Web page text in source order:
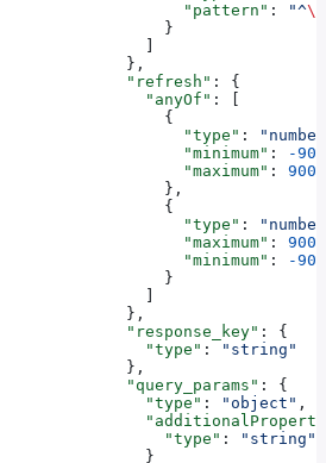
"pattern"
: "^\\
}
]
},
"refresh"
: {
"anyOf"
: [
{
"type"
:
"minimum"
:
-
"maximum"
:
},
{
"type"
:
"maximum"
:
"minimum"
:
-
}
]
},
"response_key"
: {
"type"
:
"string"
},
"query_params"
: {
"type"
: "object" ,
"type"
:
"string"
}